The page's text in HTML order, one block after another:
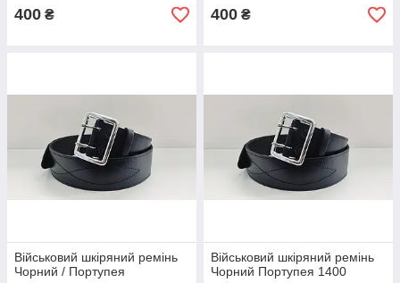
400 ₴ 400 ₴
Військовий шкіряний ремінь
Чорний / Портупея
Військовий шкіряний ремінь
Чорний Портупея 1400